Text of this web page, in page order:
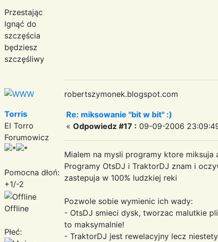
Przestając
lgnąć do
szczęścia
będziesz
szczęśliwy
robertszymonek.blogspot.com
Torris
El Torro
Forumowicz
Pomocna dłoń:
+1/-2
Offline
Płeć:
Re: miksowanie "bit w bit" :)
« Odpowiedz #17 : 09-09-2006
Mialem na mysli programy ktore
Programy OtsDJ i TraktorDJ znam i
zastepuja w 100% ludzkiej reki
Pozwole sobie wymienic ich wady:
- OtsDJ smieci dysk, tworzac malutkie
to maksymalnie!
- TraktorDJ jest rewelacyjny lecz